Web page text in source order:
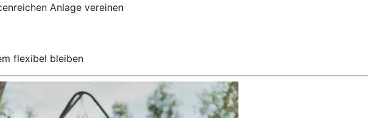
Anlage vereinen
flexibel bleiben